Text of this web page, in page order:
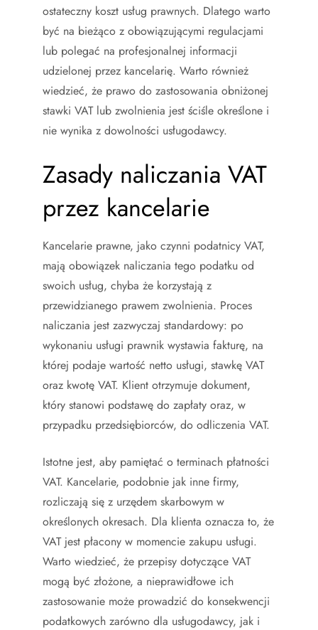
ostateczny koszt usług prawnych. Dlatego warto
być na bieżąco z obowiązującymi regulacjami
lub polegać na profesjonalnej informacji
udzielonej przez kancelarię. Warto również
wiedzieć, że prawo do zastosowania obniżonej
stawki VAT lub zwolnienia jest ściśle określone i
nie wynika z dowolności usługodawcy.
Zasady naliczania VAT
przez kancelarie
Kancelarie prawne, jako czynni podatnicy VAT,
mają obowiązek naliczania tego podatku od
swoich usług, chyba że korzystają z
przewidzianego prawem zwolnienia. Proces
naliczania jest zazwyczaj standardowy: po
wykonaniu usługi prawnik wystawia fakturę, na
której podaje wartość netto usługi, stawkę VAT
oraz kwotę VAT. Klient otrzymuje dokument,
który stanowi podstawę do zapłaty oraz, w
przypadku przedsiębiorców, do odliczenia VAT.
Istotne jest, aby pamiętać o terminach płatności
VAT. Kancelarie, podobnie jak inne firmy,
rozliczają się z urzędem skarbowym w
określonych okresach. Dla klienta oznacza to, że
VAT jest płacony w momencie zakupu usługi.
Warto wiedzieć, że przepisy dotyczące VAT
mogą być złożone, a nieprawidłowe ich
zastosowanie może prowadzić do konsekwencji
podatkowych zarówno dla usługodawcy, jak i